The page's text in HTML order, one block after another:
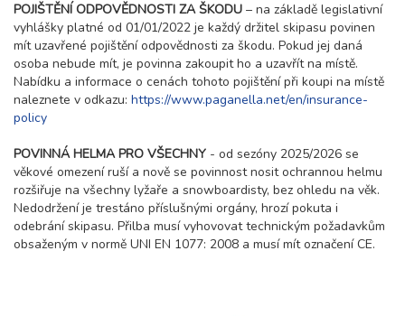
POJIŠTĚNÍ ODPOVĚDNOSTI ZA ŠKODU – na základě legislativní
vyhlášky platné od 01/01/2022 je každý držitel skipasu povinen
mít uzavřené pojištění odpovědnosti za škodu. Pokud jej daná
osoba nebude mít, je povinna zakoupit ho a uzavřít na místě.
Nabídku a informace o cenách tohoto pojištění při koupi na místě
naleznete v odkazu: https://www.paganella.net/en/insurance-
policy
POVINNÁ HELMA PRO VŠECHNY - od sezóny 2025/2026 se
věkové omezení ruší a nově se povinnost nosit ochrannou helmu
rozšiřuje na všechny lyžaře a snowboardisty, bez ohledu na věk.
Nedodržení je trestáno příslušnými orgány, hrozí pokuta i
odebrání skipasu. Přilba musí vyhovovat technickým požadavkům
obsaženým v normě UNI EN 1077: 2008 a musí mít označení CE.